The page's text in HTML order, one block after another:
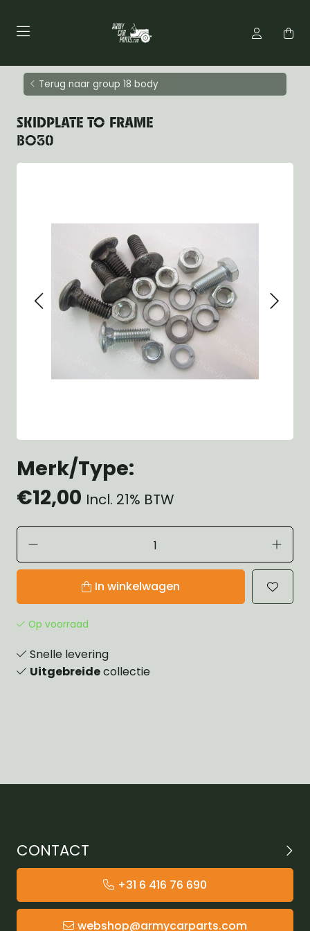
Terug naar group 18 body
SKIDPLATE TO FRAME
BO30
Merk/Type:
€12,00 Incl. 21% BTW
In winkelwagen
Op voorraad
Snelle levering
Uitgebreidecollectie
CONTACT
+31 6 416 76 690
webshop@armycarparts.com